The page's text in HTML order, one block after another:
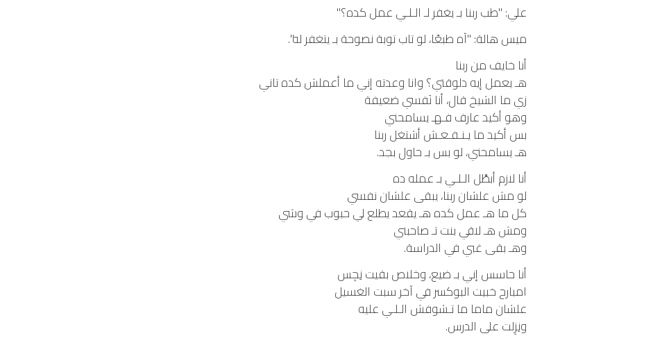
علي: "طب ربنا بـ يغفر لـ الـلـي عمل كده؟"
ميس هالة: "آه طبعًا، لو تاب توبة نصوحة بـ يتغفر له".
أنا خايف من ربنا
هـ يعمل إيه دلوقتي؟ وانا وعدته إني ما أعملش كده تاني
زي ما الشيخ قال، أنا نَفسي ضعيفة
وهو أكيد عارف فـهـ يسامحني
بس أكيد ما يـنـفـعـش أشتغل ربنا
هـ يسامحني، لو بس بـ حاول بجد.
أنا لازم أبطَّل الـلـي بـ عمله ده
لو مش علشان ربنا، يبقى علشان نفسي
كل ما هـ عمل كده هـ يقعد يطلع لي حبوب في وشي
ومش هـ لاقي بنت تـ صاحبني
وهـ بقى غبي في الدراسة.
أنا حاسس إني بـ ضيع، وخلاص بقيت نِجِس
امبارح خبيت البوكسر في آخر سبت الغسيل
علشان ماما ما تـشوفش الـلـي عليه
ونِزِلت على الدرس.